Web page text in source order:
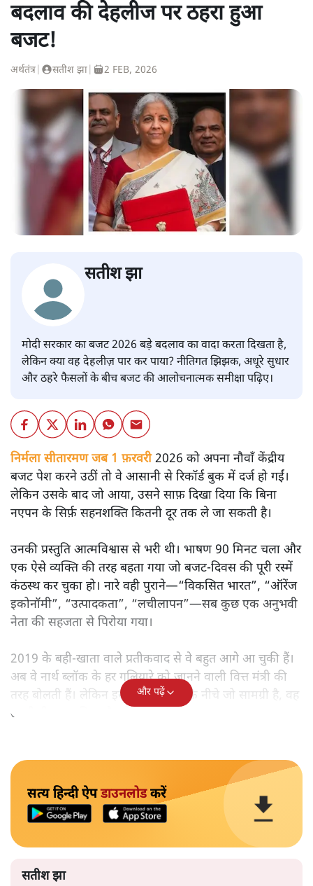
बदलाव की देहलीज पर ठहरा हुआ
बजट!
अर्थतंत्र सतीश झा 2 FEB, 2026
सतीश झा
मोदी सरकार का बजट 2026 बड़े बदलाव का वादा करता दिखता है,
लेकिन क्या वह देहलीज़ पार कर पाया? नीतिगत झिझक, अधूरे सुधार
और ठहरे फैसलों के बीच बजट की आलोचनात्मक समीक्षा पढ़िए।
निर्मला सीतारमण जब 1 फ़रवरी2026 को अपना नौवाँ केंद्रीय
बजट पेश करने उठीं तो वे आसानी से रिकॉर्ड बुक में दर्ज हो गईं।
लेकिन उसके बाद जो आया, उसने साफ़ दिखा दिया कि बिना
नएपन के सिर्फ़ सहनशक्ति कितनी दूर तक ले जा सकती है।
उनकी प्रस्तुति आत्मविश्वास से भरी थी। भाषण 90 मिनट चला और
एक ऐसे व्यक्ति की तरह बहता गया जो बजट‑दिवस की पूरी रस्में
कंठस्थ कर चुका हो। नारे वही पुराने—“विकसित भारत”, “ऑरेंज
इकोनॉमी”, “उत्पादकता”, “लचीलापन”—सब कुछ एक अनुभवी
नेता की सहजता से पिरोया गया।
2019 के बही‑खाता वाले प्रतीकवाद से वे बहुत आगे आ चुकी हैं।
अब वे नार्थ ब्लॉक के हर गलियारे को जानने वाली वित्त मंत्री की
तरह बोलती हैं। लेकिन इस आत्मविश्वास के नीचे जो सामग्री है, वह
उतनी ही अनुमानित और दोहराव भरी।
और पढ़ें
सत्य हिन्दी ऐपडाउनलोडकरें
सतीश झा